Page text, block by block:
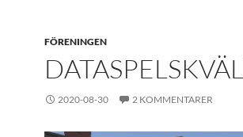
FÖRENINGEN
2020-08-30 2 KOMMENTARER